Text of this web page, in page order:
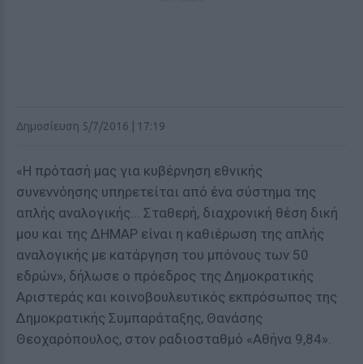
Δημοσίευση 5/7/2016 | 17:19
«Η πρότασή μας για κυβέρνηση εθνικής
συνεννόησης υπηρετείται από ένα σύστημα της
απλής αναλογικής... Σταθερή, διαχρονική θέση δική
μου και της ΔΗΜΑΡ είναι η καθιέρωση της απλής
αναλογικής με κατάργηση του μπόνους των 50
εδρών», δήλωσε ο πρόεδρος της Δημοκρατικής
Αριστεράς και κοινοβουλευτικός εκπρόσωπος της
Δημοκρατικής Συμπαράταξης, Θανάσης
Θεοχαρόπουλος, στον ραδιοσταθμό «Αθήνα 9,84».